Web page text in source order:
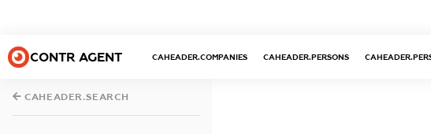
CONTR AGENT CAHEADER.COMPANIES CAHEADER.PERSONS
CAHEADER.SEARCH